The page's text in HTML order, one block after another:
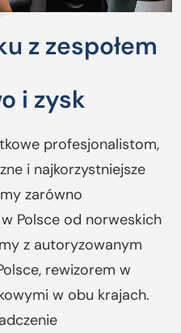
z zespołem
i zysk
profesjonalistom,
i najkorzystniejsze
zarówno
Polsce od norweskich
z autoryzowanym
rewizorem w
w obu krajach.